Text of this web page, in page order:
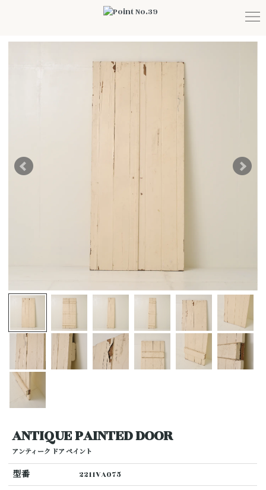
ANTIQUE PAINTED DOOR
アンティーク ドア ペイント
型番
2211VA075